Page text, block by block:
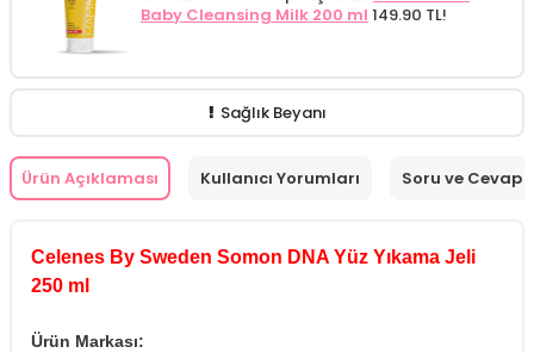
Baby Cleansing Milk 200 ml 149.90 TL!
Sağlık Beyanı
Ürün Açıklaması Kullanıcı Yorumları Soru ve Cevap
Celenes By Sweden Somon DNA Yüz Yıkama Jeli
250 ml
Ürün Markası: